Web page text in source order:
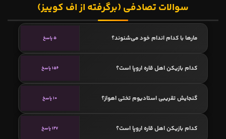
سوالات تصادفی (برگرفته از اف کوییز)
مارها با کدام اندام خود می‌شنوند؟ 5 پاسخ
کدام بازیکن اهل قاره اروپا است؟ 156 پاسخ
گنجایش تقریبی استادیوم تختی اهواز؟ 10 پاسخ
کدام بازیکن اهل قاره اروپا است؟ 127 پاسخ